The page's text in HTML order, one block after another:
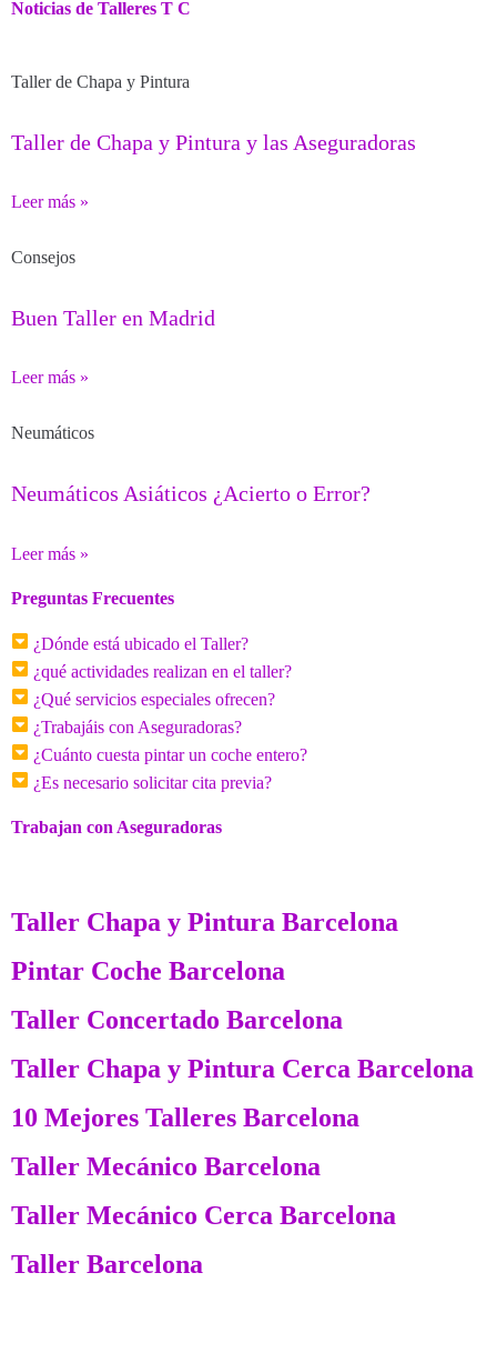
Noticias de Talleres T C
Taller de Chapa y Pintura
Taller de Chapa y Pintura y las Aseguradoras
Leer más »
Consejos
Buen Taller en Madrid
Leer más »
Neumáticos
Neumáticos Asiáticos ¿Acierto o Error?
Leer más »
Preguntas Frecuentes
¿Dónde está ubicado el Taller?
¿qué actividades realizan en el taller?
¿Qué servicios especiales ofrecen?
¿Trabajáis con Aseguradoras?
¿Cuánto cuesta pintar un coche entero?
¿Es necesario solicitar cita previa?
Trabajan con Aseguradoras
Taller Chapa y Pintura Barcelona
Pintar Coche Barcelona
Taller Concertado Barcelona
Taller Chapa y Pintura Cerca Barcelona
10 Mejores Talleres Barcelona
Taller Mecánico Barcelona
Taller Mecánico Cerca Barcelona
Taller Barcelona